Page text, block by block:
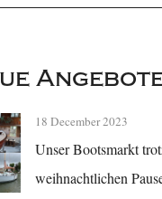
18 December 2023
Unser Bootsmarkt
weihnachtlichen